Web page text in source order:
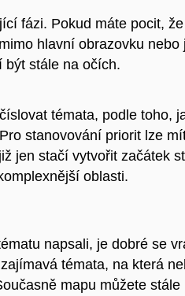
fázi. Pokud máte pocit,
hlavní obrazovku nebo
být stále na očích.
témata, podle toho,
stanovování priorit lze
jen stačí vytvořit začátek
oblasti.
napsali, je dobré se
témata, na která
mapu můžete stále